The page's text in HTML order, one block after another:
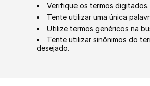
Verifique os termos digitados.
Tente utilizar uma única
Utilize termos genéricos na
Tente utilizar sinônimos do
desejado.